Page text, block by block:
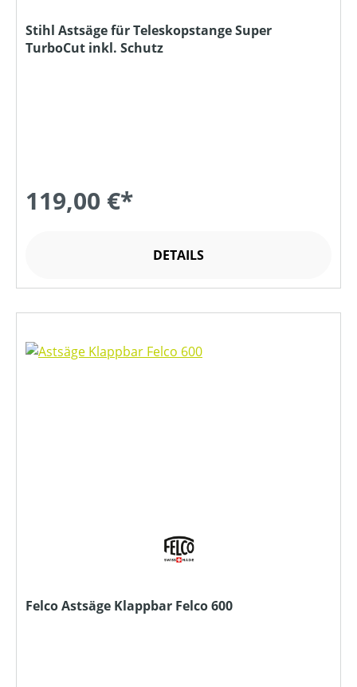
Stihl Astsäge für Teleskopstange Super
TurboCut inkl. Schutz
119,00 €*
DETAILS
Felco Astsäge Klappbar Felco 600